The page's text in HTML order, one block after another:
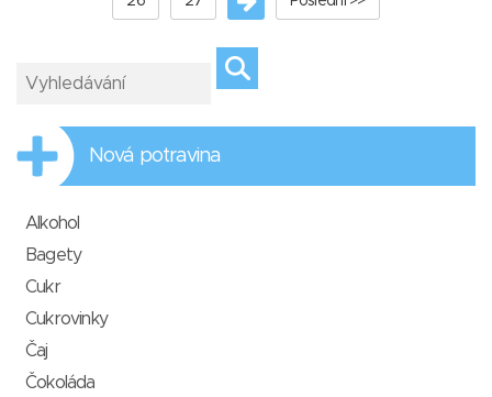
Nová potravina
Alkohol
Bagety
Cukr
Cukrovinky
Čaj
Čokoláda